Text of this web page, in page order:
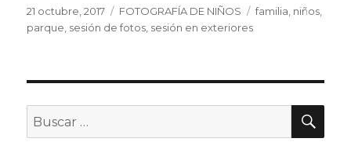
Publicado
el
21 octubre, 2017 Categorías
FOTOGRAFÍA DE NIÑOS Etiquetas
familia niños
parque sesión de fotos sesión en exteriores
Buscar
por: